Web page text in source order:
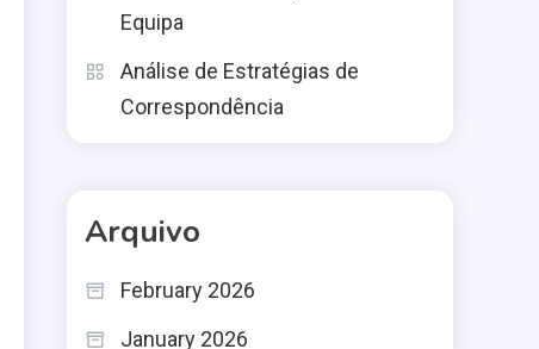
Equipa
Análise de Estratégias de
Correspondência
Arquivo
February 2026
January 2026